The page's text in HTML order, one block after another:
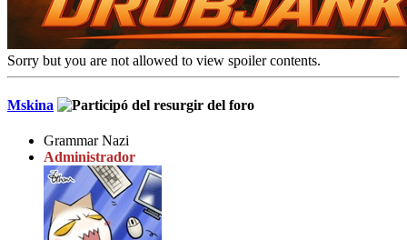
Sorry but you are not allowed to view spoiler contents.
Mskina
Grammar Nazi
Administrador